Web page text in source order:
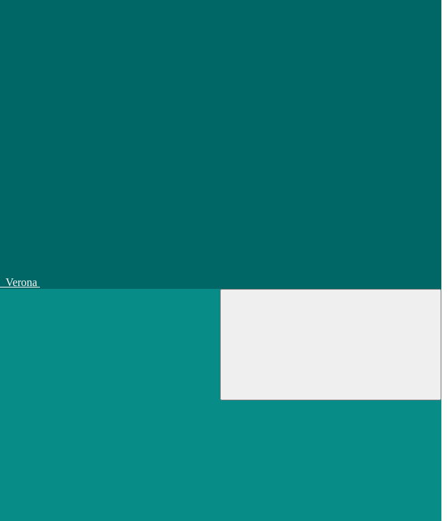
Verona